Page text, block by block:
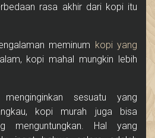
rasa akhir dari kopi itu
meminum kopi yang
kopi mahal mungkin lebih
sesuatu yang
kopi murah juga bisa
menguntungkan. Hal yang